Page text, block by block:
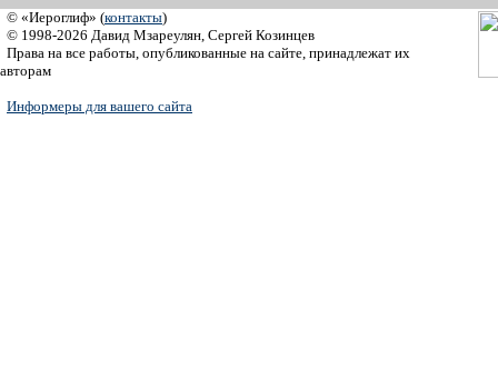
© «Иероглиф» (контакты)
© 1998-2026 Давид Мзареулян, Сергей Козинцев
Права на все работы, опубликованные на сайте, принадлежат их
авторам
Информеры для вашего сайта